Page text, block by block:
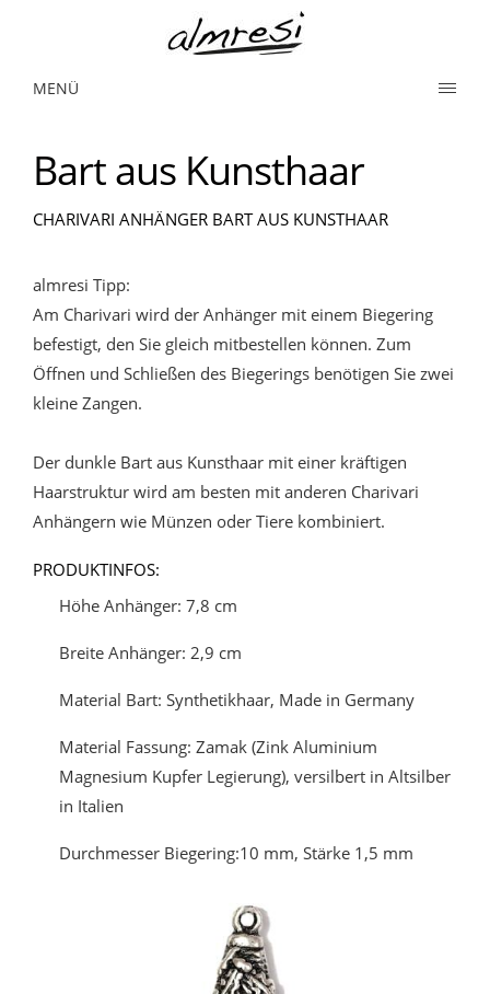
MENÜ
Bart aus Kunsthaar
CHARIVARI ANHÄNGER BART AUS KUNSTHAAR
almresi Tipp:
Am Charivari wird der Anhänger mit einem Biegering
befestigt, den Sie gleich mitbestellen können. Zum
Öffnen und Schließen des Biegerings benötigen Sie zwei
kleine Zangen.
Der dunkle Bart aus Kunsthaar mit einer kräftigen
Haarstruktur wird am besten mit anderen Charivari
Anhängern wie Münzen oder Tiere kombiniert.
PRODUKTINFOS:
Höhe Anhänger: 7,8 cm
Breite Anhänger: 2,9 cm
Material Bart: Synthetikhaar, Made in Germany
Material Fassung: Zamak (Zink Aluminium
Magnesium Kupfer Legierung), versilbert in Altsilber
in Italien
Durchmesser Biegering:10 mm, Stärke 1,5 mm